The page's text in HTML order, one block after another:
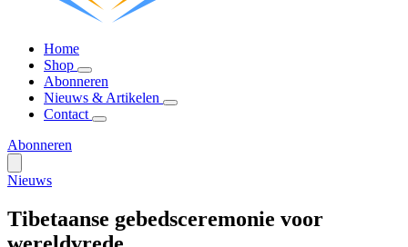
Home
Shop
Abonneren
Nieuws & Artikelen
Contact
Abonneren
Nieuws
Tibetaanse gebedsceremonie voor